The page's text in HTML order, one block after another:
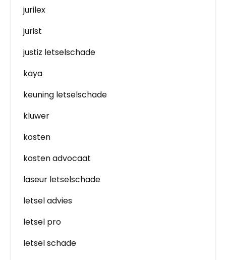
jurilex
jurist
justiz letselschade
kaya
keuning letselschade
kluwer
kosten
kosten advocaat
laseur letselschade
letsel advies
letsel pro
letsel schade